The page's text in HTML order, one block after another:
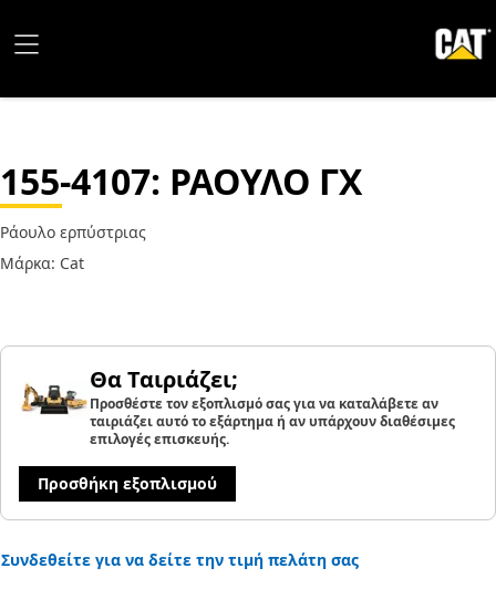
155-4107: ΡΑΟΥΛΟ ΓΧ
Ράουλο ερπύστριας
Μάρκα: Cat
Θα Ταιριάζει;
Προσθέστε τον εξοπλισμό σας για να καταλάβετε αν
ταιριάζει αυτό το εξάρτημα ή αν υπάρχουν διαθέσιμες
επιλογές επισκευής.
Προσθήκη εξοπλισμού
Συνδεθείτε για να δείτε την τιμή πελάτη σας